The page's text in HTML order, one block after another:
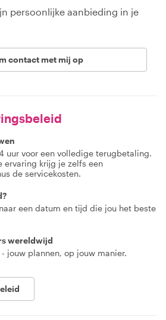
persoonlijke aanbieding in je
contact met mij op
uur voor een volledige terugbetaling.
ervaring krijg je zelfs een
de servicekosten.
een datum en tijd die jou het beste
wereldwijd
jouw plannen, op jouw manier.